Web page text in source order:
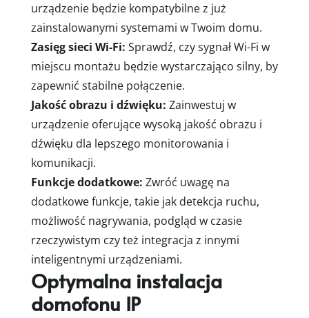
urządzenie będzie kompatybilne z już
zainstalowanymi systemami w Twoim domu.
Zasięg sieci Wi-Fi: Sprawdź, czy sygnał Wi-Fi w
miejscu montażu będzie wystarczająco silny, by
zapewnić stabilne połączenie.
Jakość obrazu i dźwięku: Zainwestuj w
urządzenie oferujące wysoką jakość obrazu i
dźwięku dla lepszego monitorowania i
komunikacji.
Funkcje dodatkowe: Zwróć uwagę na
dodatkowe funkcje, takie jak detekcja ruchu,
możliwość nagrywania, podgląd w czasie
rzeczywistym czy też integracja z innymi
inteligentnymi urządzeniami.
Optymalna instalacja
domofonu IP